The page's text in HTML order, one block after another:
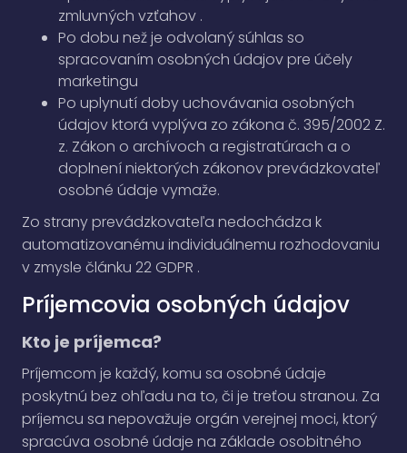
zmluvných vzťahov .
Po dobu než je odvolaný súhlas so
spracovaním osobných údajov pre účely
marketingu
Po uplynutí doby uchovávania osobných
údajov ktorá vyplýva zo zákona č. 395/2002 Z.
z. Zákon o archívoch a registratúrach a o
doplnení niektorých zákonov prevádzkovateľ
osobné údaje vymaže.
Zo strany prevádzkovateľa nedochádza k
automatizovanému individuálnemu rozhodovaniu
v zmysle článku 22 GDPR .
Príjemcovia osobných údajov
Kto je príjemca?
Príjemcom je každý, komu sa osobné údaje
poskytnú bez ohľadu na to, či je treťou stranou. Za
príjemcu sa nepovažuje orgán verejnej moci, ktorý
spracúva osobné údaje na základe osobitného